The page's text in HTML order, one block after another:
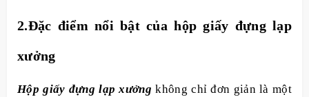
2.Đặc điểm nổi bật của hộp giấy đựng lạp
xưởng
Hộp giấy đựng lạp xưởng không chỉ đơn giản là một